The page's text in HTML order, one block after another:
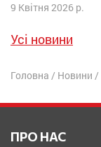
9 Квітня 2026 р.
Усі новини
Головна / Новини /
ПРО НАС